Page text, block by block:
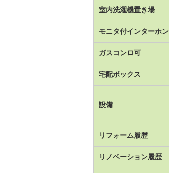
室内洗濯機置き場
モニタ付インターホン
ガスコンロ可
宅配ボックス
設備
リフォーム履歴
リノベーション履歴